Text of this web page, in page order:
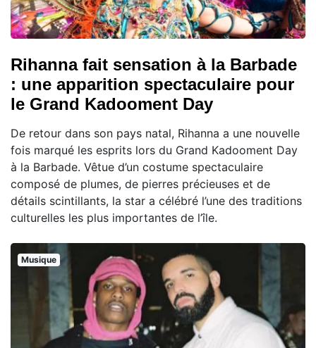
Rihanna fait sensation à la Barbade
: une apparition spectaculaire pour
le Grand Kadooment Day
De retour dans son pays natal, Rihanna a une nouvelle
fois marqué les esprits lors du Grand Kadooment Day
à la Barbade. Vêtue d’un costume spectaculaire
composé de plumes, de pierres précieuses et de
détails scintillants, la star a célébré l’une des traditions
culturelles les plus importantes de l’île.
Musique